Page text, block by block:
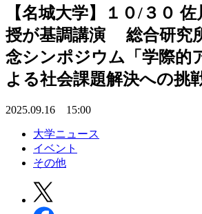
【名城大学】１０/３０
授が基調講演 総合研究
念シンポジウム「学際的
よる社会課題解決への挑戦
2025.09.16 15:00
大学ニュース
イベント
その他